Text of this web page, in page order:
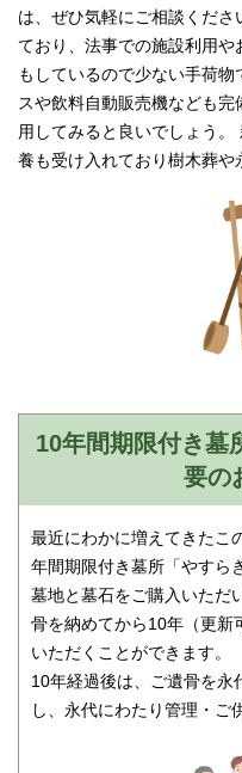
は、ぜひ気軽にご相談くだ
ており、法事での施設利用や
もしているので少ない手荷
スや飲料自動販売機なども完
用してみると良いでしょう
養も受け入れており樹木葬や
10年間期限付き墓
要の
最近にわかに増えてきたこ
年間期限付き墓所「やすら
墓地と墓石をご購入いただ
骨を納めてから10年（更新
いただくことができます。
10年経過後は、ご遺骨を永
し、永代にわたり管理・ご